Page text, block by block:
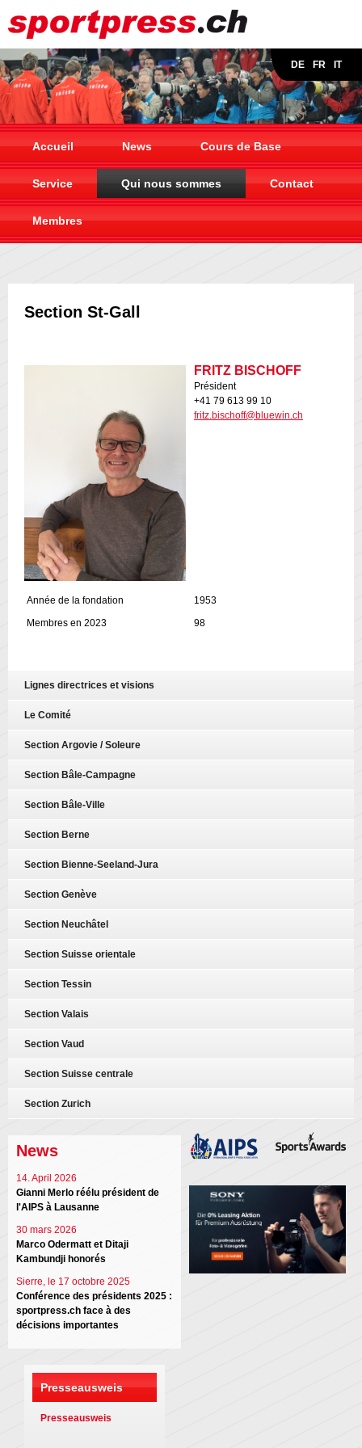
DE FR IT
Accueil News Cours de Base
Service Qui nous sommes Contact
Membres
Section St-Gall
FRITZ BISCHOFF
Président
+41 79 613 99 10
fritz.bischoff@bluewin.ch
Année de la fondation
1953
Membres en 2023
98
Lignes directrices et visions
Le Comité
Section Argovie / Soleure
Section Bâle-Campagne
Section Bâle-Ville
Section Berne
Section Bienne-Seeland-Jura
Section Genève
Section Neuchâtel
Section Suisse orientale
Section Tessin
Section Valais
Section Vaud
Section Suisse centrale
Section Zurich
News
14. April 2026
Gianni Merlo réélu président de
l'AIPS à Lausanne
30 mars 2026
Marco Odermatt et Ditaji
Kambundji honorés
Sierre, le 17 octobre 2025
Conférence des présidents 2025 :
sportpress.ch face à des
décisions importantes
Presseausweis
Presseausweis